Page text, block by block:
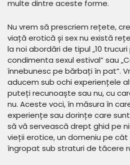
multe dintre aceste forme.
Nu vrem să prescriem rețete,
viață erotică și sex nu există
la noi abordări de tipul „10
condimenta sexul estival” sau
înnebunesc pe bărbați în pat”.
aducem sub ochi experiențele
puteți recunoaște sau nu, cu
nu. Aceste voci, în măsura în
experiențe sau dorințe care
să vă servească drept ghid pe
vieții erotice, un domeniu pe
îngropat sub straturi de tăcere